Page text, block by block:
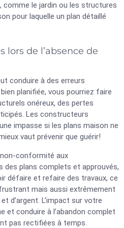
comme le jardin ou les structures
pour laquelle un plan détaillé
lors de l’absence de
conduire à des erreurs
planifiée, vous pourriez faire
onéreux, des pertes
Les constructeurs
impasse si les plans maison ne
vaut prévenir que guérir!
conformité aux
des plans complets et approuvés,
défaire et refaire des travaux, ce
mais aussi extrêmement
d’argent. L’impact sur votre
et conduire à l’abandon complet
pas rectifiées à temps.